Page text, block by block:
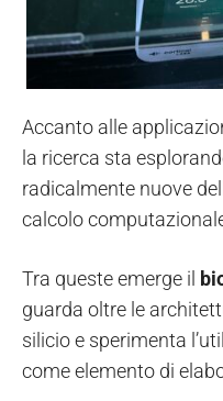
Accanto alle
la ricerca sta
radicalmente nuove
calcolo
Tra queste emerge il
guarda oltre le
silicio e sperimenta
come elemento di